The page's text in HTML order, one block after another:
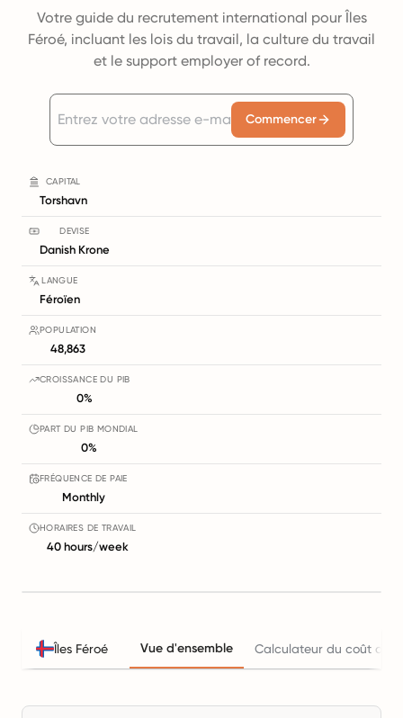
Votre guide du recrutement international pour Îles
Féroé, incluant les lois du travail, la culture du travail
et le support employer of record.
Commencer
CAPITAL
Torshavn
DEVISE
Danish Krone
LANGUE
Féroïen
POPULATION
48,863
CROISSANCE DU PIB
0%
PART DU PIB MONDIAL
0%
FRÉQUENCE DE PAIE
Monthly
HORAIRES DE TRAVAIL
40 hours/week
Îles Féroé Vue d'ensemble Calculateur du coût de